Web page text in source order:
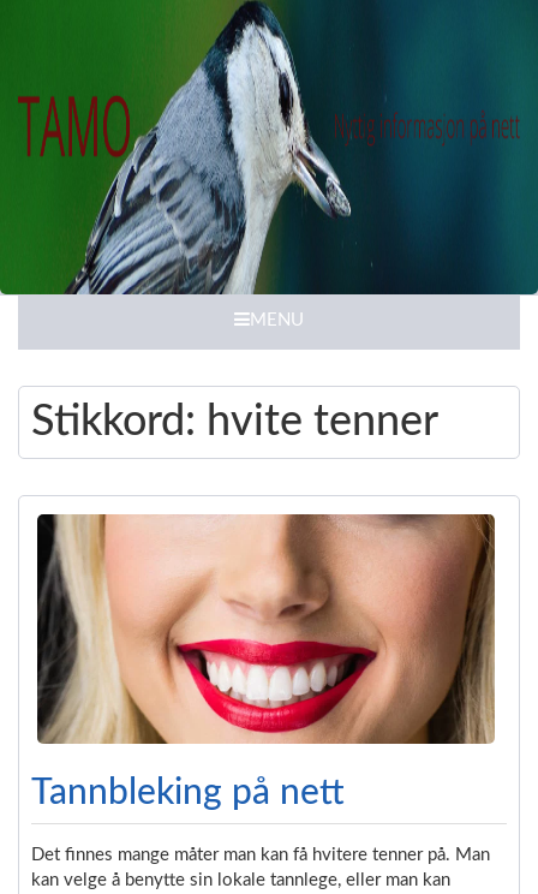
MENU
Stikkord: hvite tenner
Tannbleking på nett
Det finnes mange måter man kan få hvitere tenner på. Man
kan velge å benytte sin lokale tannlege, eller man kan